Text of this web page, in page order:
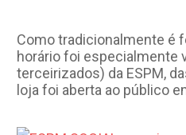
Como tradicionalmente é
horário foi especialmente
terceirizados) da ESPM,
loja foi aberta ao público